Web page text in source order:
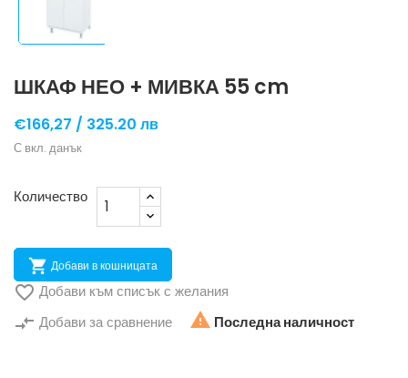
ШКАФ НЕО + МИВКА 55 cm
€166,27 / 325.20 лв
С вкл. данък
Количество
 Добави в кошницата
 Добави към списък с желания
compare_arrows Добави за сравнение  Последна наличност